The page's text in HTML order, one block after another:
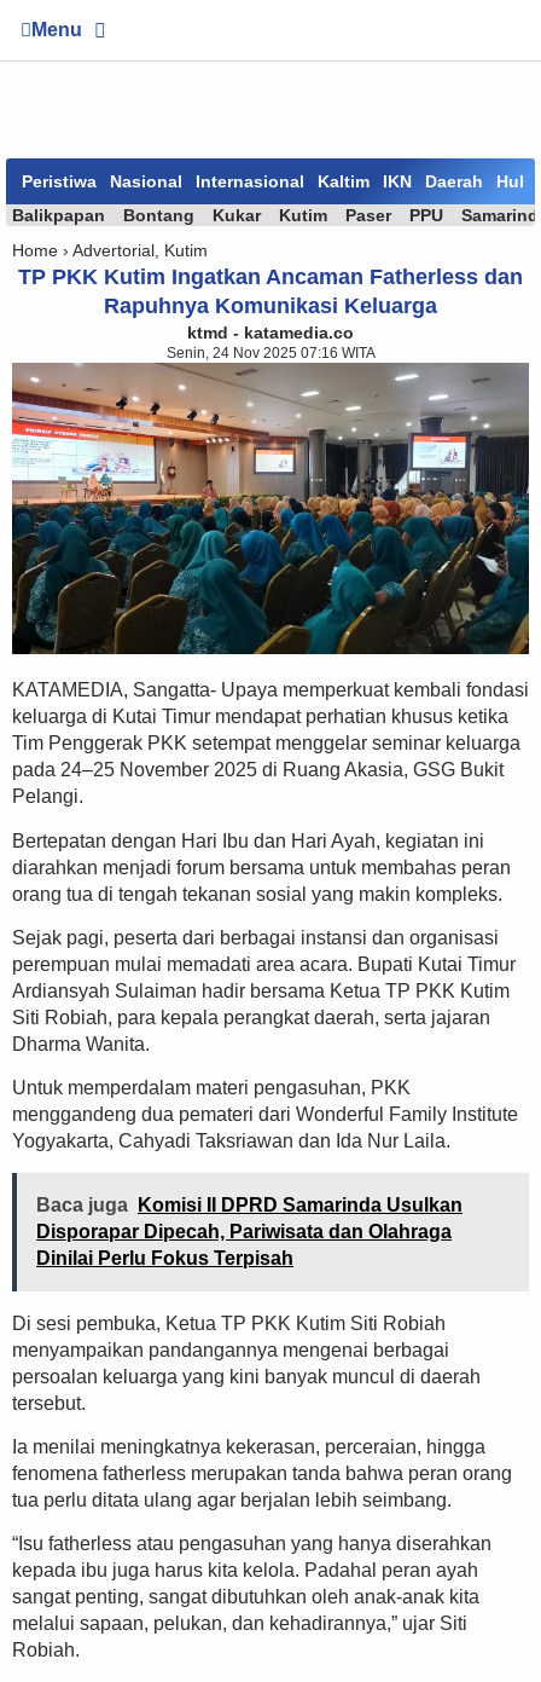
Menu
Peristiwa Nasional Internasional Kaltim IKN Daerah
Balikpapan
Bontang Kukar Kutim Paser PPU
Home › Advertorial Kutim
TP PKK Kutim Ingatkan Ancaman Fatherless dan
Rapuhnya Komunikasi Keluarga
ktmd - katamedia.co
Senin, 24 Nov 2025 07:16 WITA
KATAMEDIA, Sangatta- Upaya memperkuat kembali fondasi
keluarga di Kutai Timur mendapat perhatian khusus ketika
Tim Penggerak PKK setempat menggelar seminar keluarga
pada 24–25 November 2025 di Ruang Akasia, GSG Bukit
Pelangi.
Bertepatan dengan Hari Ibu dan Hari Ayah, kegiatan ini
diarahkan menjadi forum bersama untuk membahas peran
orang tua di tengah tekanan sosial yang makin kompleks.
Sejak pagi, peserta dari berbagai instansi dan organisasi
perempuan mulai memadati area acara. Bupati Kutai Timur
Ardiansyah Sulaiman hadir bersama Ketua TP PKK Kutim
Siti Robiah, para kepala perangkat daerah, serta jajaran
Dharma Wanita.
Untuk memperdalam materi pengasuhan, PKK
menggandeng dua pemateri dari Wonderful Family Institute
Yogyakarta, Cahyadi Taksriawan dan Ida Nur Laila.
Baca juga
Komisi II DPRD Samarinda Usulkan
Disporapar Dipecah, Pariwisata dan Olahraga
Dinilai Perlu Fokus Terpisah
Di sesi pembuka, Ketua TP PKK Kutim Siti Robiah
menyampaikan pandangannya mengenai berbagai
persoalan keluarga yang kini banyak muncul di daerah
tersebut.
Ia menilai meningkatnya kekerasan, perceraian, hingga
fenomena fatherless merupakan tanda bahwa peran orang
tua perlu ditata ulang agar berjalan lebih seimbang.
“Isu fatherless atau pengasuhan yang hanya diserahkan
kepada ibu juga harus kita kelola. Padahal peran ayah
sangat penting, sangat dibutuhkan oleh anak-anak kita
melalui sapaan, pelukan, dan kehadirannya,” ujar Siti
Robiah.